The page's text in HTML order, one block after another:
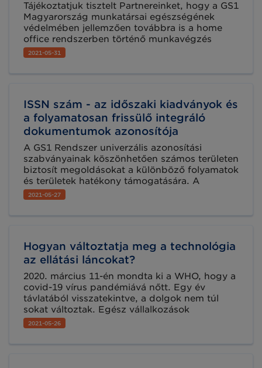
Tájékoztatjuk tisztelt Partnereinket, hogy a GS1
Magyarország munkatársai egészségének
védelmében jellemzően továbbra is a home
office rendszerben történő munkavégzés
mellett döntött. A rendkívüli helyzetben
bevezetett gyakorlat bizonyította, hogy így
2021-05-31
ISSN szám - az időszaki kiadványok és
a folyamatosan frissülő integráló
dokumentumok azonosítója
A GS1 Rendszer univerzális azonosítási
szabványainak köszönhetően számos területen
biztosít megoldásokat a különböző folyamatok
és területek hatékony támogatására. A
különleges alkalmazások közül az ISBN szám
mellett szeretnénk bemutatni az ISSN szám
2021-05-27
Hogyan változtatja meg a technológia
az ellátási láncokat?
2020. március 11-én mondta ki a WHO, hogy a
covid-19 vírus pandémiává nőtt. Egy év
távlatából visszatekintve, a dolgok nem túl
sokat változtak. Egész vállalkozások
dolgoznak ma is otthonról, hogy nagyobb
biztonságban működhessenek. A cégek
2021-05-26